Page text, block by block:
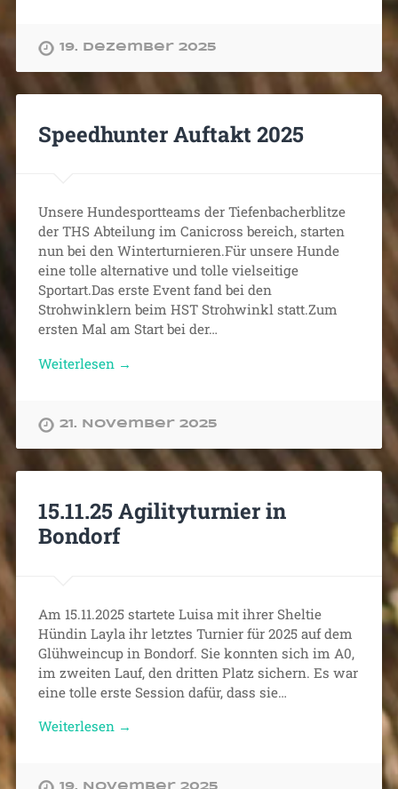
19. Dezember 2025
Speedhunter Auftakt 2025
Unsere Hundesportteams der Tiefenbacherblitze
der THS Abteilung im Canicross bereich, starten
nun bei den Winterturnieren.Für unsere Hunde
eine tolle alternative und tolle vielseitige
Sportart.Das erste Event fand bei den
Strohwinklern beim HST Strohwinkl statt.Zum
ersten Mal am Start bei der…
Weiterlesen →
21. November 2025
15.11.25 Agilityturnier in
Bondorf
Am 15.11.2025 startete Luisa mit ihrer Sheltie
Hündin Layla ihr letztes Turnier für 2025 auf dem
Glühweincup in Bondorf. Sie konnten sich im A0,
im zweiten Lauf, den dritten Platz sichern. Es war
eine tolle erste Session dafür, dass sie…
Weiterlesen →